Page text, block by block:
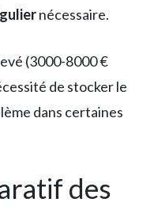
nécessaire.
(3000-8000 €
de stocker le
dans certaines
des